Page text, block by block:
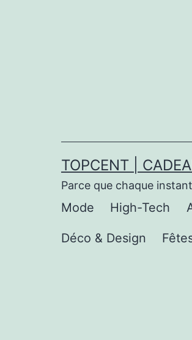
TOPCENT |
Parce que chaque
Mode High-Tech
Déco & Design